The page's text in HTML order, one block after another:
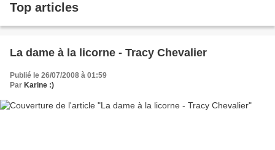
Top articles
La dame à la licorne - Tracy Chevalier
Publié le 26/07/2008 à 01:59
Par Karine :)